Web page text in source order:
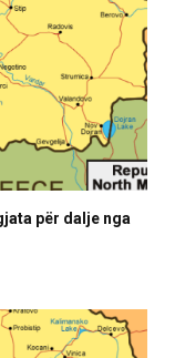
për dalje nga